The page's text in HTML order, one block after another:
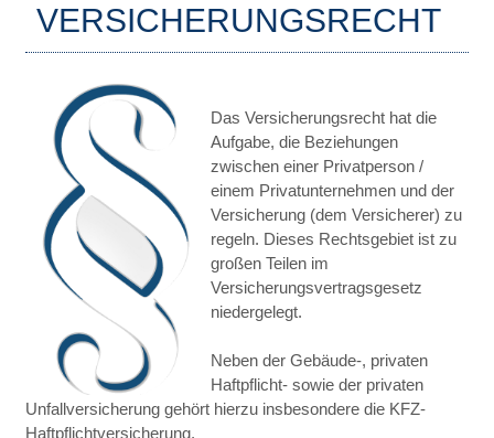
VERSICHERUNGSRECHT
Das Versicherungsrecht hat die
Aufgabe, die Beziehungen
zwischen einer Privatperson /
einem Privatunternehmen und der
Versicherung (dem Versicherer) zu
regeln. Dieses Rechtsgebiet ist zu
großen Teilen im
Versicherungsvertragsgesetz
niedergelegt.
Neben der Gebäude-, privaten
Haftpflicht- sowie der privaten
Unfallversicherung gehört hierzu insbesondere die KFZ-
Haftpflichtversicherung.